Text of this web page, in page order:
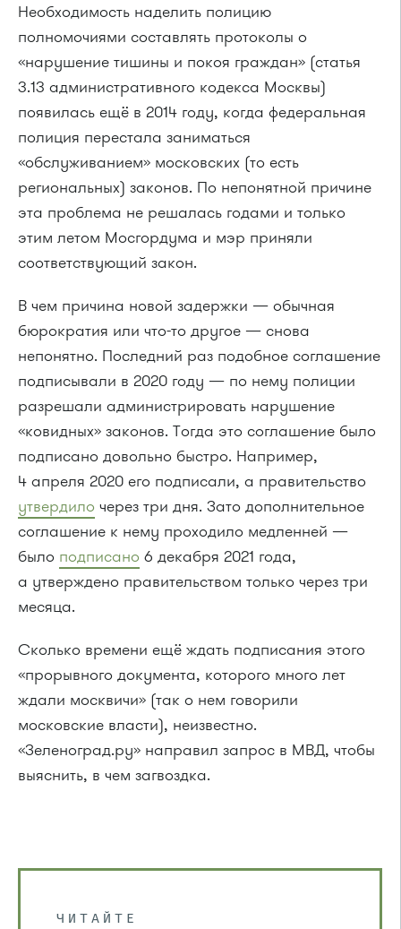
Необходимость наделить полицию
полномочиями составлять протоколы о
«нарушение тишины и покоя граждан» (статья
3.13 административного кодекса Москвы)
появилась ещё в 2014 году, когда федеральная
полиция перестала заниматься
«обслуживанием» московских (то есть
региональных) законов. По непонятной причине
эта проблема не решалась годами и только
этим летом Мосгордума и мэр приняли
соответствующий закон.
В чем причина новой задержки — обычная
бюрократия или что-то другое — снова
непонятно. Последний раз подобное соглашение
подписывали в 2020 году — по нему полиции
разрешали администрировать нарушение
«ковидных» законов. Тогда это соглашение было
подписано довольно быстро. Например,
4 апреля 2020 его подписали, а правительство
утвердило через три дня. Зато дополнительное
соглашение к нему проходило медленней —
было подписано 6 декабря 2021 года,
а утверждено правительством только через три
месяца.
Сколько времени ещё ждать подписания этого
«прорывного документа, которого много лет
ждали москвичи» (так о нем говорили
московские власти), неизвестно.
«Зеленоград.ру» направил запрос в МВД, чтобы
выяснить, в чем загвоздка.
ЧИТАЙТЕ